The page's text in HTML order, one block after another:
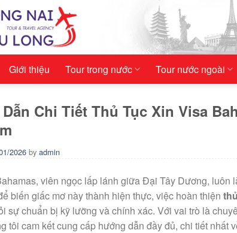
Giới thiệu Tour trong nước Tour nước ngoài
Chi Tiết Thủ Tục Xin Visa
2026 by admin
viên ngọc lấp lánh giữa Đại Tây Dương, luôn
biến giấc mơ này thành hiện thực, việc hoàn thiện
sự chuẩn bị kỹ lưỡng và chính xác. Với vai trò là
tôi cam kết cung cấp hướng dẫn đầy đủ, chi tiết nhất